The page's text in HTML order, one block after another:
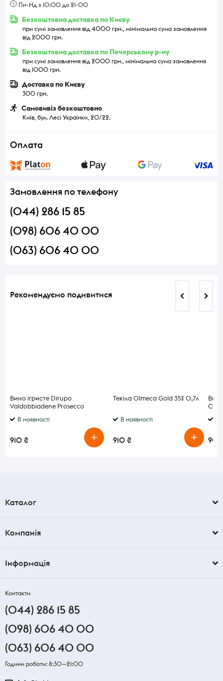
Пн-Нд з 10:00 до 21-00
Безкоштовна доставка по Києву
при сумі замовлення від 4000 грн., мінімальна сума замовлення
від 2000 грн.
Безкоштовна доставка по Печерському р-ну
при сумі замовлення від 2000 грн., мінімальна сума замовлення
від 1000 грн.
Доставка по Києву
300 грн.
Самовивіз безкоштовно
Київ, бул. Лесі Українки, 20/22.
Оплата
Замовлення по телефону
(044) 286 15 85
(098) 606 40 00
(063) 606 40 00
Рекомендуємо подивитися
Вино ігристе Dirupo
Valdobbiadene Prosecco
11,5% 0,75л
В наявності
910 ₴
Текіла Olmeca Gold 35% 0,7л
В наявності
910 ₴
Каталог
Компанія
Інформація
Контакти
(044) 286 15 85
(098) 606 40 00
(063) 606 40 00
Години роботи: 8:30—21:00